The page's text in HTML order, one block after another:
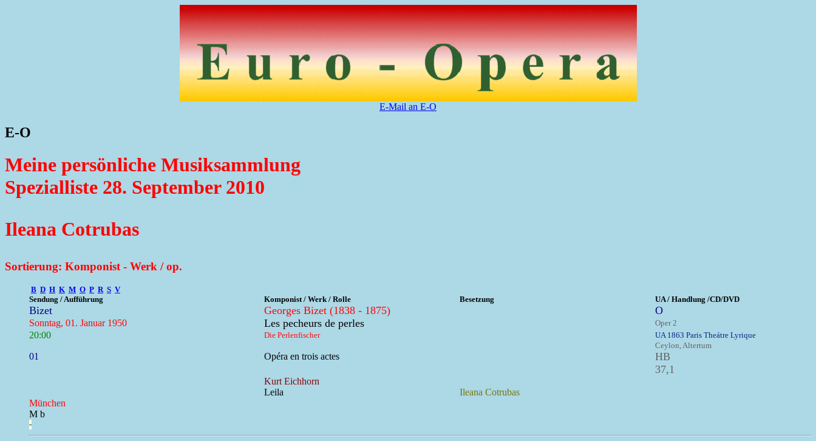
E-Mail an E-O
E-O
Meine persönliche Musiksammlung
Spezialliste 28. September 2010
Ileana Cotrubas
Sortierung: Komponist - Werk / op.
B D H K M O P R S V
Sendung / Aufführung
Komponist / Werk / Rolle Besetzung UA / Handlung /CD/DVD
Bizet Georges Bizet (1838 - 1875) O
Sonntag, 01. Januar 1950 Les pecheurs de perles Oper 2
20:00 Die Perlenfischer
UA 1863 Paris Theátre Lyrique
Ceylon, Altertum
01 Opéra en trois actes
HB
37,1
Kurt Eichhorn
Leila
Ileana Cotrubas
München
M b
-